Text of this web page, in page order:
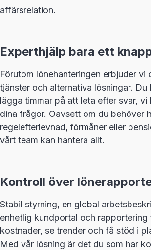
affärsrelation.
Experthjälp bara ett
Förutom lönehanteringen erbjuder vi
tjänster och alternativa lösningar. Du
lägga timmar på att leta efter svar, vi
dina frågor. Oavsett om du behöver
regelefterlevnad, förmåner eller
vårt team kan hantera allt.
Kontroll över
Stabil styrning, en global
enhetlig kundportal och
kostnader, se trender och få stöd i
Med vår lösning är det du som har